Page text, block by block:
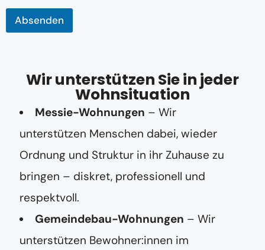
Absenden
Wir unterstützen Sie in jeder
Wohnsituation
Messie-Wohnungen – Wir
unterstützen Menschen dabei, wieder
Ordnung und Struktur in ihr Zuhause zu
bringen – diskret, professionell und
respektvoll.
Gemeindebau-Wohnungen – Wir
unterstützen Bewohner:innen im